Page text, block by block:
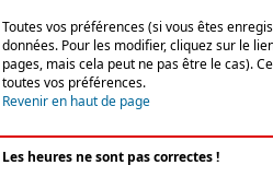
Toutes vos préférences (si vous êtes
données. Pour les modifier, cliquez sur le
pages, mais cela peut ne pas être le cas).
toutes vos préférences.
Revenir en haut de page
Les heures ne sont pas correctes !